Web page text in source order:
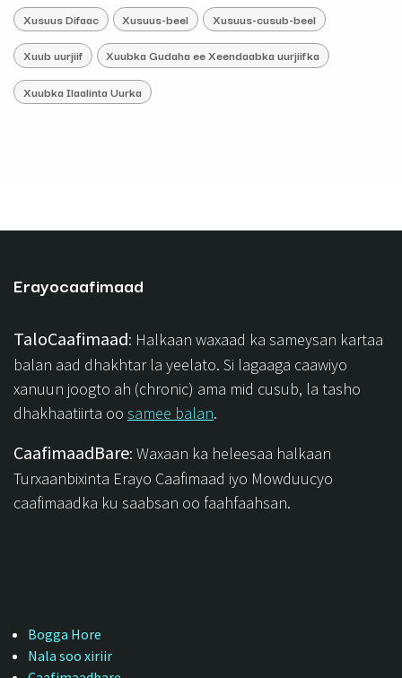
Xusuus Difaac Xusuus-beel Xusuus-cusub-beel
Xuub uurjiif Xuubka Gudaha ee Xeendaabka uurjiifka
Xuubka Ilaalinta Uurka
Erayocaafimaad
TaloCaafimaad: Halkaan waxaad ka sameysan kartaa
balan aad dhakhtar la yeelato. Si lagaaga caawiyo
xanuun joogto ah (chronic) ama mid cusub, la tasho
dhakhaatiirta oo samee balan.
CaafimaadBare: Waxaan ka heleesaa halkaan
Turxaanbixinta Erayo Caafimaad iyo Mowduucyo
caafimaadka ku saabsan oo faahfaahsan.
Bogga Hore
Nala soo xiriir